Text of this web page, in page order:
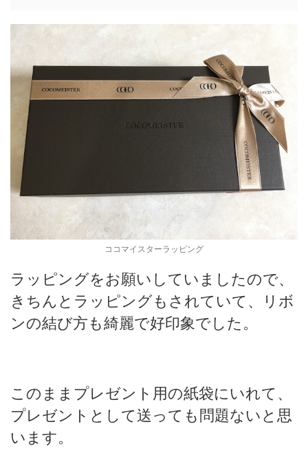
ココマイスターラッピング
ラッピングをお願いしていましたので、
きちんとラッピングもされていて、リボ
ンの結び方も綺麗で好印象でした。
このままプレゼント用の紙袋にいれて、
プレゼントとして送っても問題ないと思
います。